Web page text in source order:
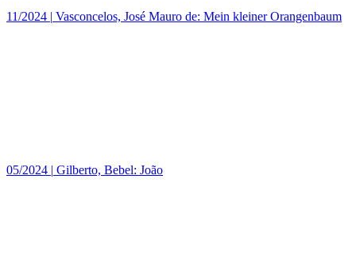
11/2024 | Vasconcelos, José Mauro de: Mein kleiner Orangenbaum
05/2024 | Gilberto, Bebel: João